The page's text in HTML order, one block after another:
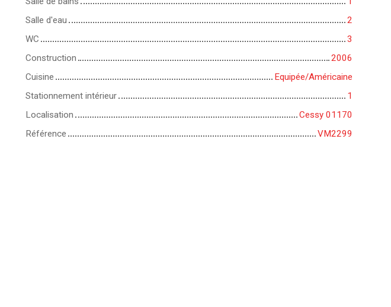
Salle d'eau
2
WC
3
Construction
2006
Cuisine
Equipée/Américaine
Stationnement intérieur
1
Localisation
Cessy 01170
Référence
VM2299